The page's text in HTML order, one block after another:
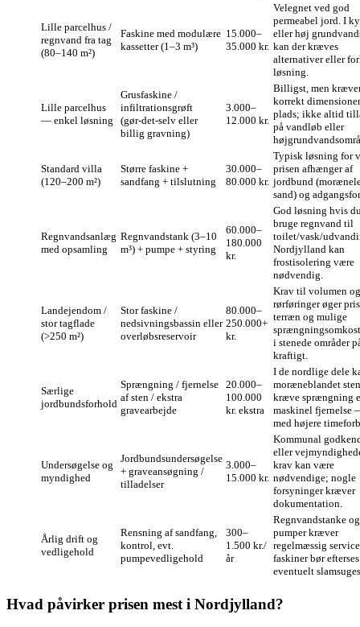
Lille parcelhus /
regnvand fra tag
(80–140 m²)
Faskine med modulære
kassetter (1–3 m³)
15.000–
35.000 kr.
Velegnet ved god
permeabel jord. I
eller høj
kan der kræves
alternativer eller
løsning.
Lille parcelhus
— enkel løsning
Grusfaskine /
infiltrationsgrøft
(gør‑det‑selv eller
billig gravning)
3.000–
12.000 kr.
Billigst, men
korrekt
plads; ikke altid
på vandløb eller
Standard villa
(120–200 m²)
Større faskine +
sandfang + tilslutning
30.000–
80.000 kr.
Typisk løsning for
prisen afhænger af
jordbund
sand) og
Regnvandsanlæg
med opsamling
Regnvandstank (3–10
m³) + pumpe + styring
60.000–
180.000
kr.
God løsning hvis
bruge regnvand til
toilet/vask/
Nordjylland kan
frostisolering være
nødvendig.
Landejendom /
stor tagflade
(>250 m²)
Stor faskine /
nedsivningsbassin eller
overløbsreservoir
80.000–
250.000+
kr.
Krav til volumen og
rørføringer øger
terræn og mulige
i stenede områder
kraftigt.
Særlige
jordbundsforhold
Sprængning / fjernelse
af sten / ekstra
gravearbejde
20.000–
100.000
kr. ekstra
I de nordlige dele
moræneblandet
kræve sprængning
maskinel fjernelse
med højere
Undersøgelse og
myndighed
Jordbundsundersøgelse
+ graveansøgning /
tilladelser
3.000–
15.000 kr.
Kommunal
eller
krav kan være
nødvendige; nogle
forsyninger kræver
dokumentation.
Årlig drift og
vedligehold
Rensning af sandfang,
kontrol, evt.
pumpevedligehold
300–
1.500 kr./
år
Regnvandstanke og
pumper kræver
regelmæssig
faskiner bør
eventuelt
Hvad påvirker prisen mest i Nordjylland?